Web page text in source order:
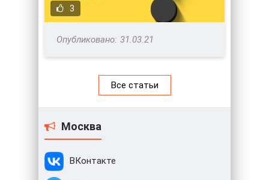
3
31.03.21
Все статьи
Москва
ВКонтакте